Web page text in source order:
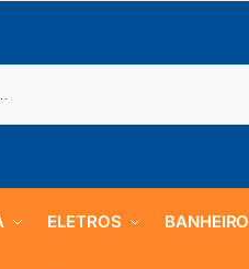
ELETROS BANHEIRO